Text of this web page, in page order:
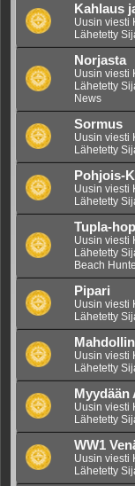
Kahlaus
Uusin viesti
Lähetetty
Norjasta
Uusin viesti
Lähetetty
News
Sormus
Uusin viesti
Lähetetty
Pohjois-
Uusin viesti
Lähetetty
Tupla-
Uusin viesti
Lähetetty
Beach
Pipari
Uusin viesti
Lähetetty
Uusin viesti
Lähetetty
Myydään
Uusin viesti
Lähetetty
WW1
Uusin viesti
Lähetetty